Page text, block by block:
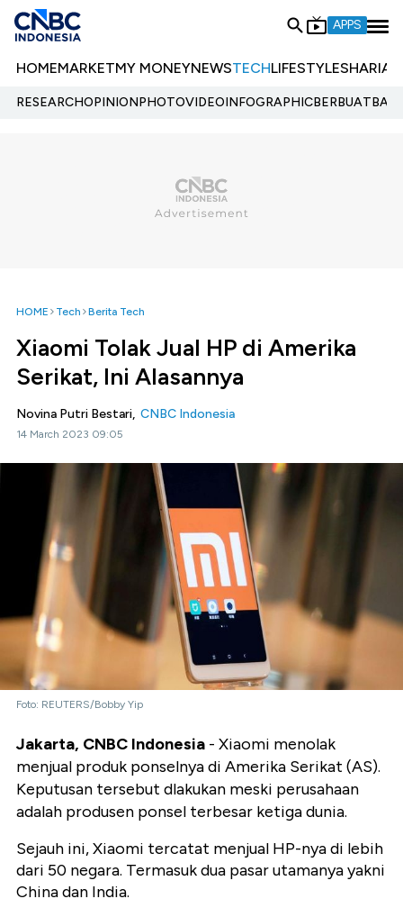
APPS
HOMEMARKETMY MONEYNEWSTECHLIFESTYLESHARIA
RESEARCHOPINIONPHOTOVIDEOINFOGRAPHIC
HOME Tech Berita Tech
Xiaomi Tolak Jual HP di Amerika
Serikat, Ini Alasannya
Novina Putri Bestari, CNBC Indonesia
14 March 2023 09:05
Foto: REUTERS/Bobby Yip
Jakarta, CNBC Indonesia - Xiaomi menolak
menjual produk ponselnya di Amerika Serikat (AS).
Keputusan tersebut dlakukan meski perusahaan
adalah produsen ponsel terbesar ketiga dunia.
Sejauh ini, Xiaomi tercatat menjual HP-nya di lebih
dari 50 negara. Termasuk dua pasar utamanya yakni
China dan India.